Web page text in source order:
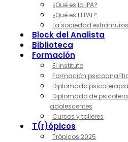
¿Qué es la IPA?
¿Qué es FEPAL?
La sociedad extramuros
Block del Analista
Biblioteca
Formación
El instituto
Formación
Diplomado
Diplomado de
adolescentes
Cursos y talleres
T(r)ópicos
Trópicos 2025